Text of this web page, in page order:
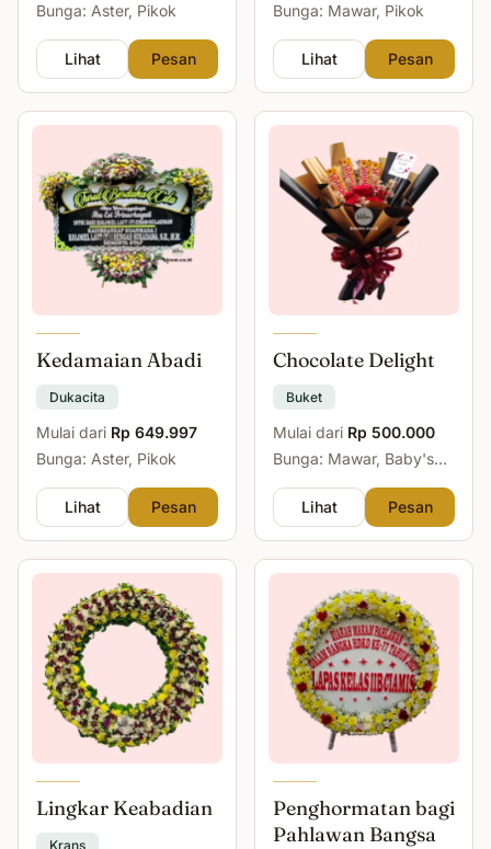
Bunga: Aster, Pikok
Lihat Pesan
Bunga: Mawar, Pikok
Lihat Pesan
Kedamaian Abadi
Dukacita
Mulai dari Rp 649.997
Bunga: Aster, Pikok
Lihat Pesan
Chocolate Delight
Buket
Mulai dari Rp 500.000
Bunga: Mawar, Baby's
Lihat
Pesan
Lingkar Keabadian
Krans
Penghormatan bagi
Pahlawan Bangsa